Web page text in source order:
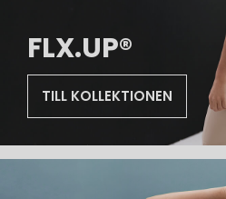
FLX.UP®
TILL KOLLEKTIONEN